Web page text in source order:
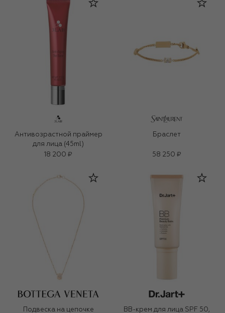
Антивозрастной праймер
для лица (45ml)
18 200 ₽
Браслет
58 250 ₽
Подвеска на цепочке
BB-крем для лица SPF 50,